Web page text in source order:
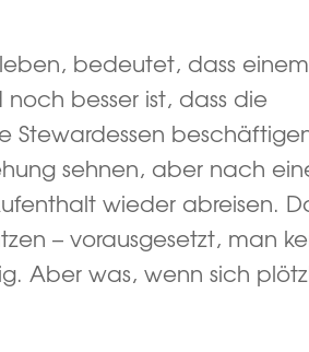
bedeutet, dass
besser ist, dass die
Stewardessen
sehnen, aber nach
wieder abreisen.
– vorausgesetzt, man
Aber was, wenn sich